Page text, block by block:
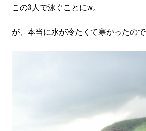
この3人で泳ぐことにw。
が、本当に水が冷たくて寒かったので